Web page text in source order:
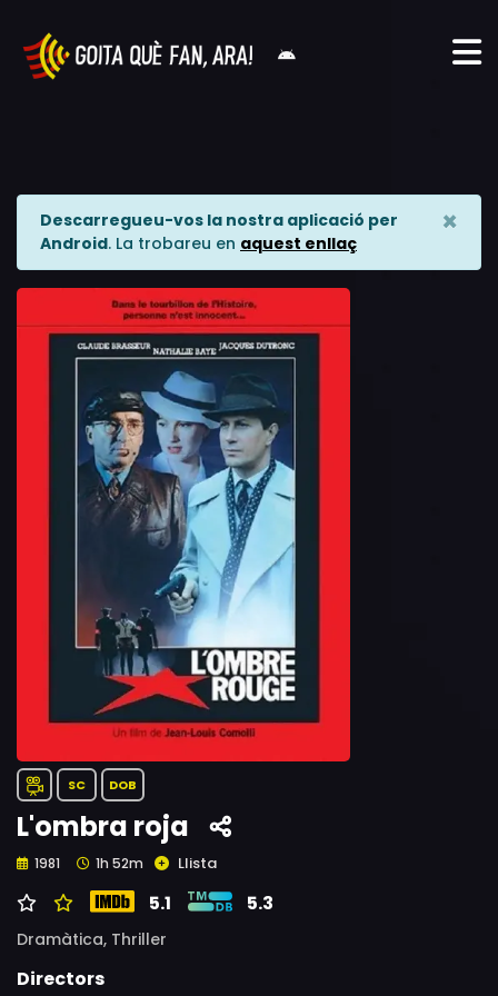
Descarregueu-vos la nostra aplicació per
Android. La trobareu en aquest enllaç
×
SC DOB
L'ombra roja
1981 1h 52m Llista
5.1 5.3
Dramàtica, Thriller
Directors